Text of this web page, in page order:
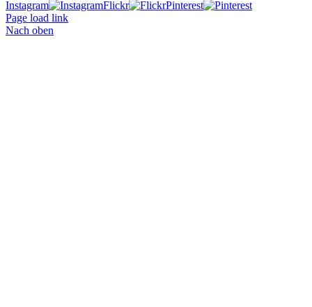
Instagram
Flickr
Pinterest
Page load link
Nach oben